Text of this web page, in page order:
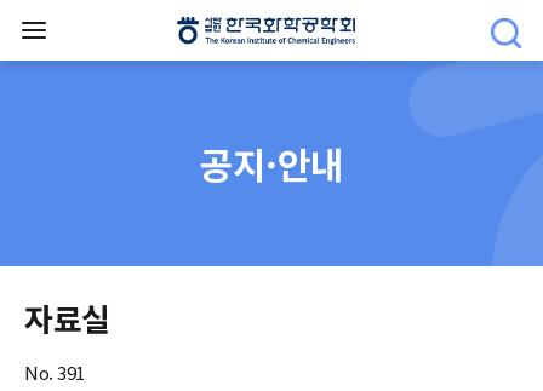
공지·안내
자료실
No. 391